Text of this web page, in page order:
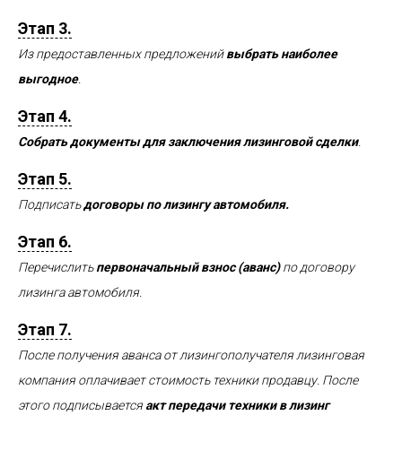
Этап 3.
Из предоставленных предложенийвыбрать наиболее
выгодное.
Этап 4.
Собрать документы для заключения лизинговой сделки.
Этап 5.
Подписатьдоговоры по лизингу автомобиля.
Этап 6.
Перечислитьпервоначальный взнос (аванс)по договору
лизинга автомобиля.
Этап 7.
После получения аванса от лизингополучателя лизинговая
компания оплачивает стоимость техники продавцу. После
этого подписываетсяакт передачи техники в лизинг